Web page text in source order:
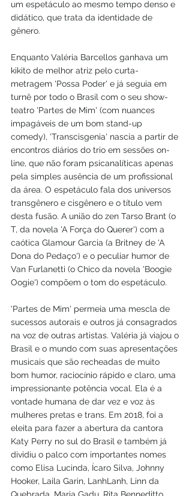
um espetáculo ao mesmo tempo denso e
didático, que trata da identidade de
gênero.
Enquanto Valéria Barcellos ganhava um
kikito de melhor atriz pelo curta-
metragem 'Possa Poder' e já seguia em
turnê por todo o Brasil com o seu show-
teatro 'Partes de Mim' (com nuances
impagáveis de um bom stand-up
comedy), 'Transcisgenia' nascia a partir de
encontros diários do trio em sessões on-
line, que não foram psicanalíticas apenas
pela simples ausência de um profissional
da área. O espetáculo fala dos universos
transgênero e cisgênero e o título vem
desta fusão. A união do zen Tarso Brant (o
T, da novela 'A Força do Querer') com a
caótica Glamour Garcia (a Britney de 'A
Dona do Pedaço') e o peculiar humor de
Van Furlanetti (o Chico da novela 'Boogie
Oogie') compõem o tom do espetáculo.
'Partes de Mim' permeia uma mescla de
sucessos autorais e outros já consagrados
na voz de outras artistas. Valéria já viajou o
Brasil e o mundo com suas apresentações
musicais que são recheadas de muito
bom humor, raciocínio rápido e claro, uma
impressionante potência vocal. Ela é a
vontade humana de dar vez e voz às
mulheres pretas e trans. Em 2018, foi a
eleita para fazer a abertura da cantora
Katy Perry no sul do Brasil e também já
dividiu o palco com importantes nomes
como Elisa Lucinda, Ícaro Silva, Johnny
Hooker, Laila Garin, LanhLanh, Linn da
Quebrada, Maria Gadu, Rita Benneditto,